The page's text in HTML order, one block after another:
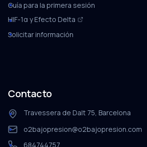
Guía para la primera sesión
HIF-1α y Efecto Delta
Solicitar información
Contacto
Travessera de Dalt 75, Barcelona
o2bajopresion@o2bajopresion.com
684744757